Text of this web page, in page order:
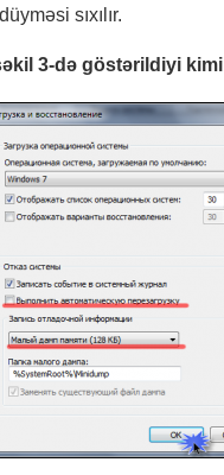
düyməsi sıxılır.
3-də göstərildiyi kimi